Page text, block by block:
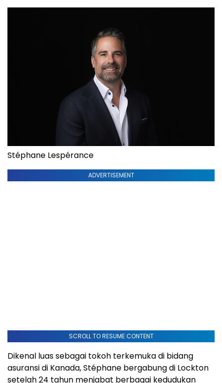
Stéphane Lespérance
ADVERTISEMENT
SCROLL TO RESUME CONTENT
Dikenal luas sebagai tokoh terkemuka di bidang
asuransi di Kanada, Stéphane bergabung di Lockton
setelah 24 tahun menjabat berbagai kedudukan